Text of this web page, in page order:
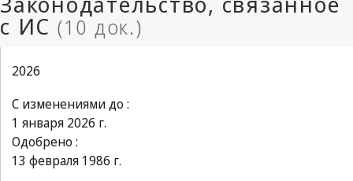
2026
С изменениями до :
1 января 2026 г.
Одобрено :
13 февраля 1986 г.